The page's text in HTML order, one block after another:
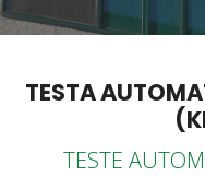
TESTA
TESTE